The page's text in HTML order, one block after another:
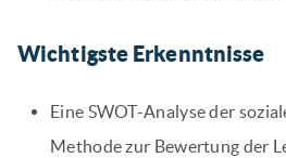
Wichtigste Erkenntnisse
Eine SWOT-Analyse der
Methode zur Bewertung der